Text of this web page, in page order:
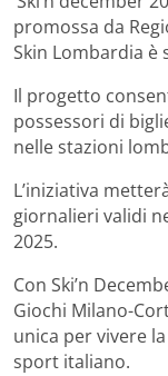
promossa da
Skin Lombardia è
Il progetto
possessori di
nelle stazioni
L’iniziativa
giornalieri validi
2025.
Con Ski’n
Giochi Milano-
unica per vivere
sport italiano.